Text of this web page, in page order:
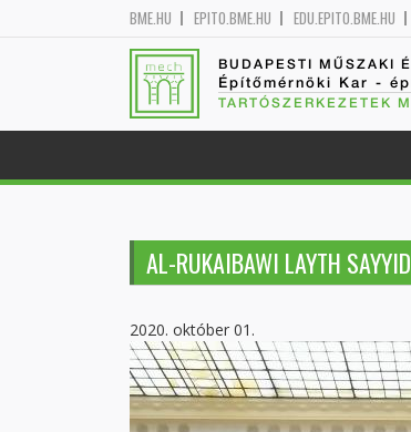
BME.HU EPITO.BME.HU EDU.EPITO.BME.HU
BUDAPESTI MŰSZAKI
Építőmérnöki Kar -
TARTÓSZERKEZETEK
AL-RUKAIBAWI LAYTH
2020. október 01.